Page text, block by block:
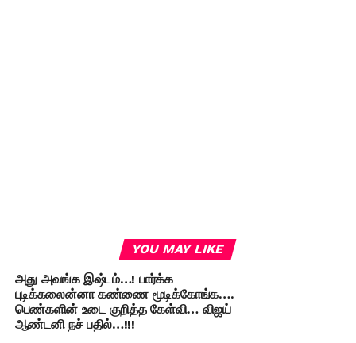
YOU MAY LIKE
அது அவங்க இஷ்டம்…! பார்க்க
புடிக்கலைன்னா கண்ணை மூடிக்கோங்க….
பெண்களின் உடை குறித்த கேள்வி… விஜய்
ஆண்டனி நச் பதில்…!!!